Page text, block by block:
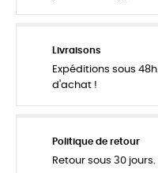
Livraisons
Expéditions sous
d'achat !
Politique de retour
Retour sous 30 jours.